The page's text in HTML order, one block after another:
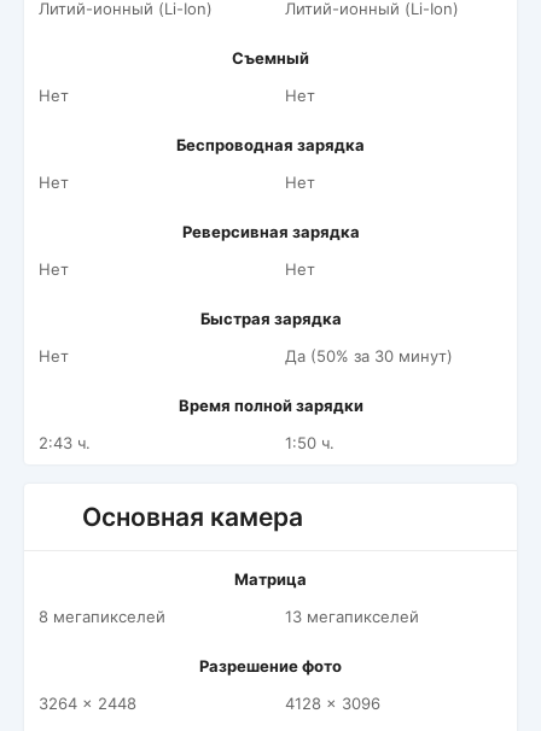
Литий-ионный (Li-Ion) Литий-ионный (Li-Ion)
Съемный
Нет
Нет
Беспроводная зарядка
Нет
Нет
Реверсивная зарядка
Нет
Нет
Быстрая зарядка
Нет
Да (50% за 30 минут)
Время полной зарядки
2:43 ч.
1:50 ч.
Основная камера
Матрица
8 мегапикселей
13 мегапикселей
Разрешение фото
3264 x 2448
4128 x 3096